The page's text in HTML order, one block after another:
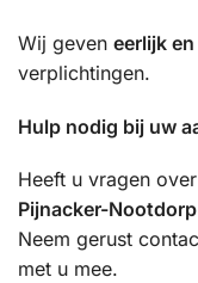
Wij geven eerlijk
verplichtingen.
Hulp nodig bij uw
Heeft u vragen over
Pijnacker-Nootdorp
Neem gerust
met u mee.